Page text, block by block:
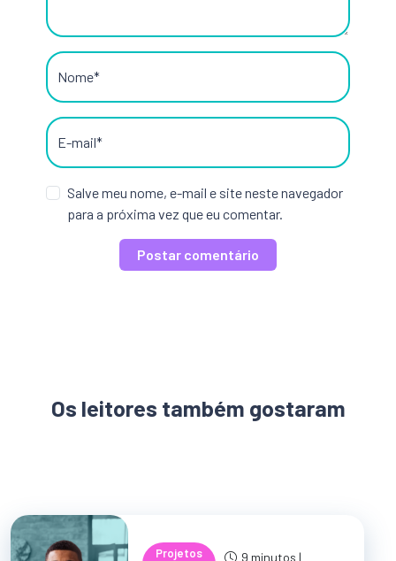
Nome*
E-mail*
Salve meu nome, e-mail e site neste navegador
para a próxima vez que eu comentar.
Os leitores também gostaram
Projetos
9 minutos |